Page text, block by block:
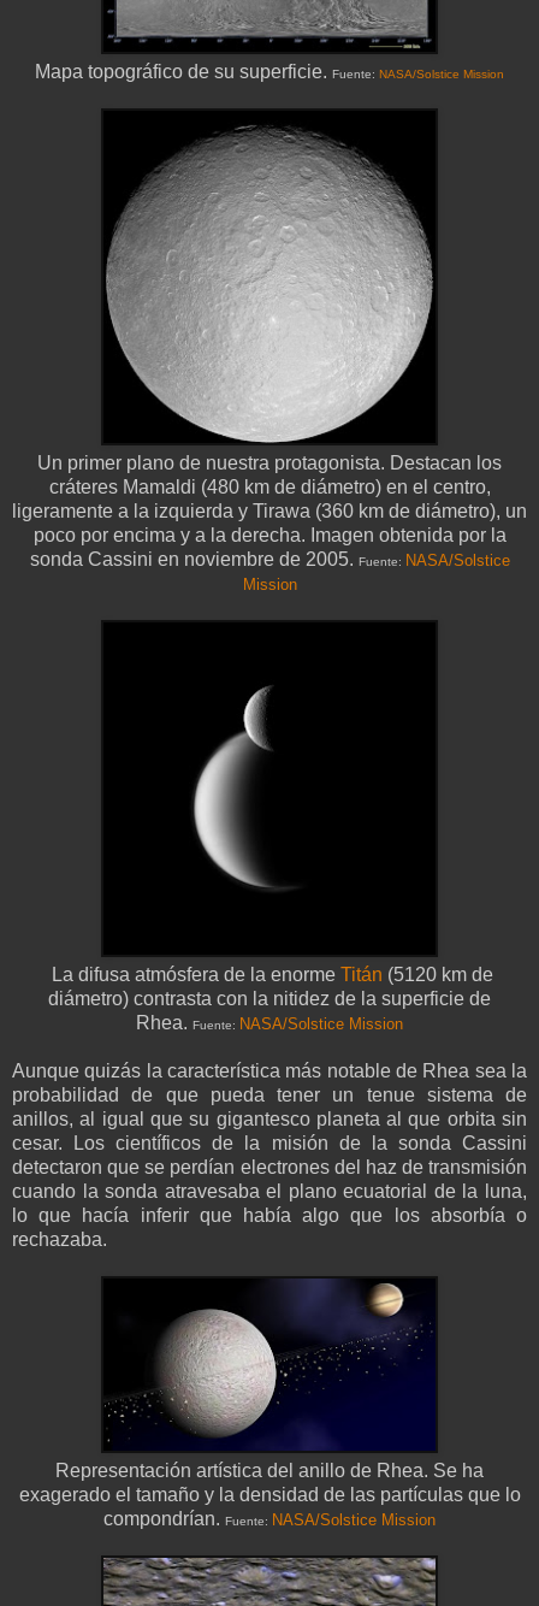
Mapa topográfico de su superficie. Fuente: NASA/Solstice Mission
Un primer plano de nuestra protagonista. Destacan los
cráteres Mamaldi (480 km de diámetro) en el centro,
ligeramente a la izquierda y Tirawa (360 km de diámetro), un
poco por encima y a la derecha. Imagen obtenida por la
sonda Cassini en noviembre de 2005. Fuente: NASA/Solstice
Mission
La difusa atmósfera de la enorme Titán (5120 km de
diámetro) contrasta con la nitidez de la superficie de
Rhea. Fuente: NASA/Solstice Mission
Aunque quizás la característica más notable de Rhea sea la
probabilidad de que pueda tener un tenue sistema de
anillos, al igual que su gigantesco planeta al que orbita sin
cesar. Los científicos de la misión de la sonda Cassini
detectaron que se perdían electrones del haz de transmisión
cuando la sonda atravesaba el plano ecuatorial de la luna,
lo que hacía inferir que había algo que los absorbía o
rechazaba.
Representación artística del anillo de Rhea. Se ha
exagerado el tamaño y la densidad de las partículas que lo
compondrían. Fuente: NASA/Solstice Mission